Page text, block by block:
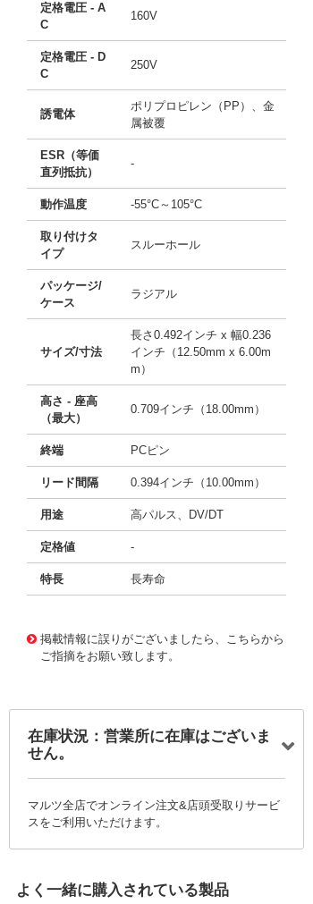
定格電圧 - A
C
160V
定格電圧 - D
C
250V
誘電体
ポリプロピレン（PP）、金
属被覆
ESR（等価
直列抵抗）
-
動作温度 -55°C～105°C
取り付けタ
イプ
スルーホール
パッケージ/
ケース
ラジアル
サイズ/寸法
長さ0.492インチ x 幅0.236
インチ（12.50mm x 6.00m
m）
高さ - 座高
（最大）
0.709インチ（18.00mm）
終端 PCピン
リード間隔 0.394インチ（10.00mm）
用途 高パルス、DV/DT
定格値 -
特長 長寿命
掲載情報に誤りがございましたら、こちらから
ご指摘をお願い致します。
在庫状況：営業所に在庫はございま
せん。
マルツ全店でオンライン注文&店頭受取りサービ
スをご利用いただけます。
よく一緒に購入されている製品